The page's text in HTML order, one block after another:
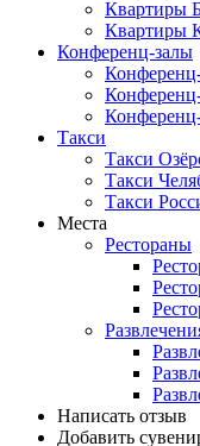
Квартиры
Квартиры
Конференц-залы
Такси
Такси
Такси
Такси
Места
Рестораны
Написать отзыв
Добавить